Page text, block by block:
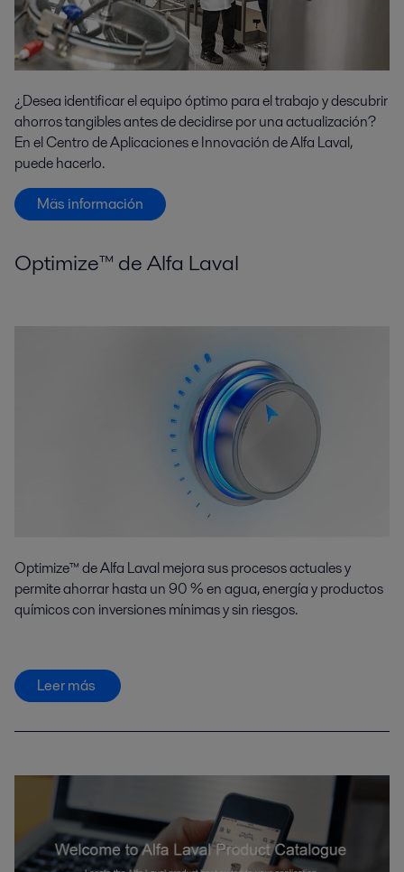
¿Desea identificar el equipo óptimo para el trabajo y descubrir
ahorros tangibles antes de decidirse por una actualización?
En el Centro de Aplicaciones e Innovación de Alfa Laval,
puede hacerlo.
Mäs información
Optimize™ de Alfa Laval
Optimize™ de Alfa Laval mejora sus procesos actuales y
permite ahorrar hasta un 90 % en agua, energía y productos
químicos con inversiones mínimas y sin riesgos.
Leer más